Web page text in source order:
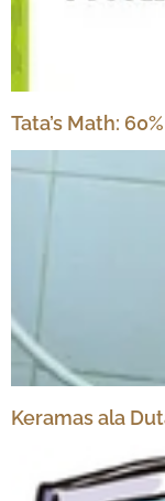
Tata’s Math:
Keramas ala